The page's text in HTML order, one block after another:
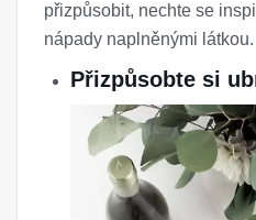
přizpůsobit, nechte se
nápady naplněnými látkou.
Přizpůsobte si